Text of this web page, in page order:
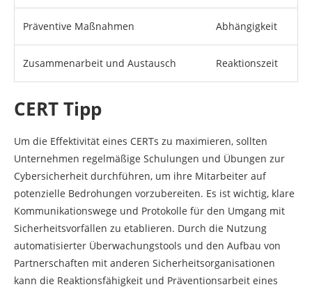
Präventive Maßnahmen Abhängigkeit
Zusammenarbeit und Austausch Reaktionszeit
CERT Tipp
Um die Effektivität eines CERTs zu maximieren, sollten
Unternehmen regelmäßige Schulungen und Übungen zur
Cybersicherheit durchführen, um ihre Mitarbeiter auf
potenzielle Bedrohungen vorzubereiten. Es ist wichtig, klare
Kommunikationswege und Protokolle für den Umgang mit
Sicherheitsvorfällen zu etablieren. Durch die Nutzung
automatisierter Überwachungstools und den Aufbau von
Partnerschaften mit anderen Sicherheitsorganisationen
kann die Reaktionsfähigkeit und Präventionsarbeit eines